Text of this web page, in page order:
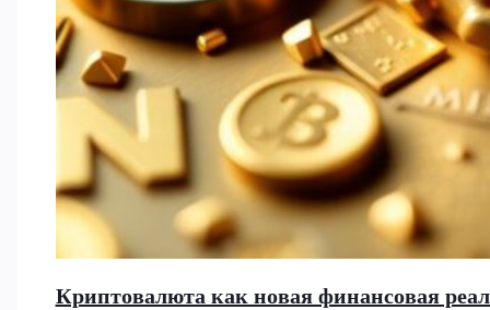
Криптовалюта как новая финансовая